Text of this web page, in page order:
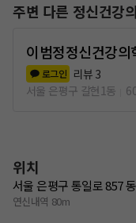
주변 다른 정신건강
이범정정신건강의
로그인 리뷰 3
서울 은평구 갈현1동
위치
서울 은평구 통일로 857
연신내역 80m